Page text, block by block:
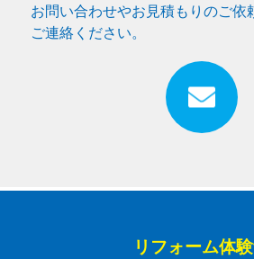
お問い合わせやお見積もりのご依
ご連絡ください。
リフォーム体